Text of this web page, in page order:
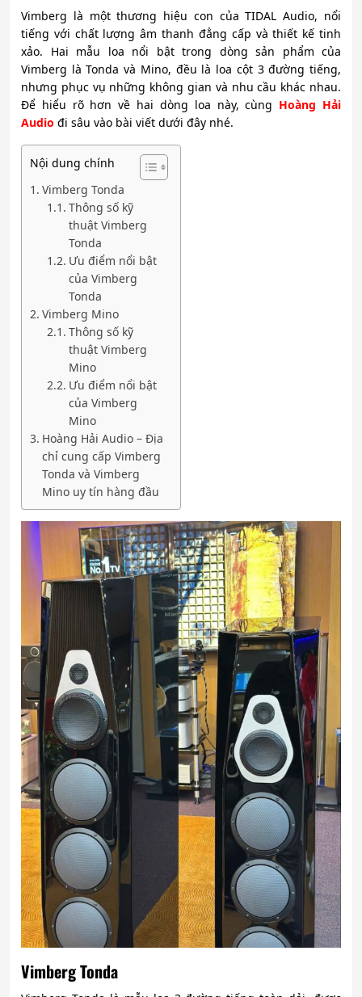
Vimberg là một thương hiệu con của TIDAL Audio, nổi
tiếng với chất lượng âm thanh đẳng cấp và thiết kế tinh
xảo. Hai mẫu loa nổi bật trong dòng sản phẩm của
Vimberg là Tonda và Mino, đều là loa cột 3 đường tiếng,
nhưng phục vụ những không gian và nhu cầu khác nhau.
Để hiểu rõ hơn về hai dòng loa này, cùng Hoàng Hải
Audio đi sâu vào bài viết dưới đây nhé.
Nội dung chính
Vimberg Tonda
Thông số kỹ
thuật Vimberg
Tonda
Ưu điểm nổi bật
của Vimberg
Tonda
Vimberg Mino
Thông số kỹ
thuật Vimberg
Mino
Ưu điểm nổi bật
của Vimberg
Mino
Hoàng Hải Audio – Địa
chỉ cung cấp Vimberg
Tonda và Vimberg
Mino uy tín hàng đầu
Vimberg Tonda